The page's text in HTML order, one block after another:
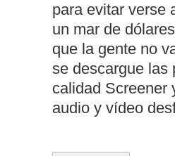
para evitar verse
un mar de
que la gente no
se descargue las
calidad Screener
audio y vídeo